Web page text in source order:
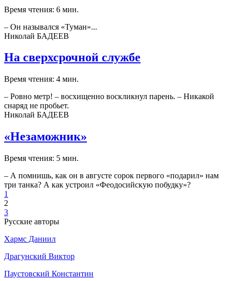
Время чтения: 6 мин.
– Он назывался «Туман»...
Николай БАДЕЕВ
На сверхсрочной службе
Время чтения: 4 мин.
– Ровно метр! – восхищенно воскликнул парень. – Никакой
снаряд не пробьет.
Николай БАДЕЕВ
«Незаможник»
Время чтения: 5 мин.
– А помнишь, как он в августе сорок первого «подарил» нам
три танка? А как устроил «Феодосийскую побудку»?
1
2
3
Русские авторы
Хармс Даниил
Драгунский Виктор
Паустовский Константин